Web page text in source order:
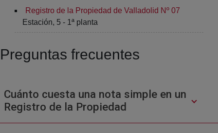
Registro de la Propiedad de Valladolid Nº 07
Estación, 5 - 1ª planta
Preguntas frecuentes
Cuánto cuesta una nota simple en un
Registro de la Propiedad